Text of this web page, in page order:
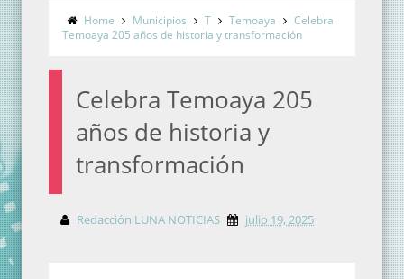
Home Municipios T Temoaya
Celebra
Temoaya 205 años de historia y transformación
Celebra Temoaya 205
años de historia y
transformación
Redacción LUNA NOTICIAS julio 19, 2025